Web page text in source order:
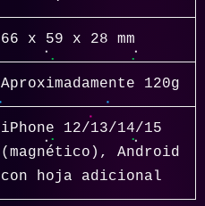
66 x 59 x 28 mm
Aproximadamente 120g
iPhone 12/13/14/15
(magnético), Android
con hoja adicional